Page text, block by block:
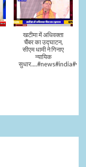
खटीमा में अधिवक्ता
चैंबर का उद्घाटन,
सीएम धामी ने गिनाए
न्यायिक